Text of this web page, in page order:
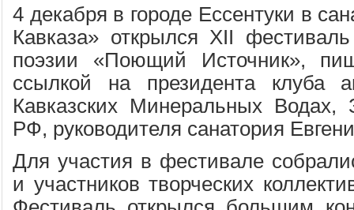
4 декабря в городе Ессентуки в
Кавказа» открылся XII
поэзии «Поющий Источник»,
ссылкой на президента клуба
Кавказских Минеральных Водах,
РФ, руководителя санатория
Для участия в фестивале
и участников творческих